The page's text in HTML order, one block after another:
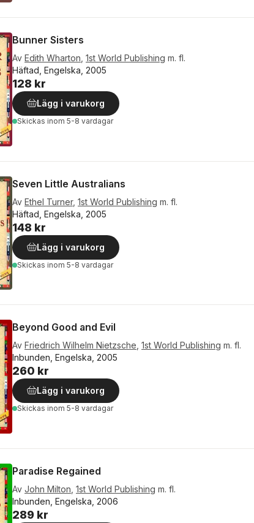
Bunner Sisters
Av Edith Wharton 1st World Publishing m. fl.
Häftad, Engelska, 2005
128 kr
Lägg i varukorg
Skickas inom 5-8 vardagar
Seven Little Australians
Av Ethel Turner, 1st World Publishing m. fl.
Häftad, Engelska, 2005
148 kr
Lägg i varukorg
Skickas inom 5-8 vardagar
Beyond Good and Evil
Av Friedrich Wilhelm Nietzsche 1st World Publishing m. fl.
Inbunden, Engelska, 2005
260 kr
Lägg i varukorg
Skickas inom 5-8 vardagar
Paradise Regained
Av John Milton 1st World Publishing m. fl.
Inbunden, Engelska, 2006
289 kr